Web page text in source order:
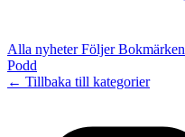
Alla nyheterFöljerBokmärken
Podd
← Tillbaka till kategorier